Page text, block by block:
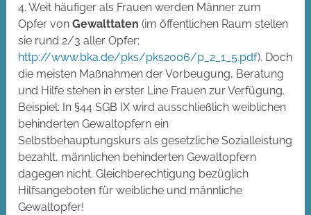
4. Weit häufiger als Frauen werden Männer zum
Opfer vonGewalttaten (im öffentlichen Raum stellen
sie rund 2/3 aller Opfer;
http://www.bka.de/pks/pks2006/p_2_1_5.pdf). Doch
die meisten Maßnahmen der Vorbeugung, Beratung
und Hilfe stehen in erster Line Frauen zur Verfügung.
Beispiel: In §44 SGB IX wird ausschließlich weiblichen
behinderten Gewaltopfern ein
Selbstbehauptungskurs als gesetzliche Sozialleistung
bezahlt, männlichen behinderten Gewaltopfern
dagegen nicht. Gleichberechtigung bezüglich
Hilfsangeboten für weibliche und männliche
Gewaltopfer!